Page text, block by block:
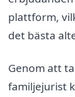
plattform,
det bästa
Genom att
familjejurist